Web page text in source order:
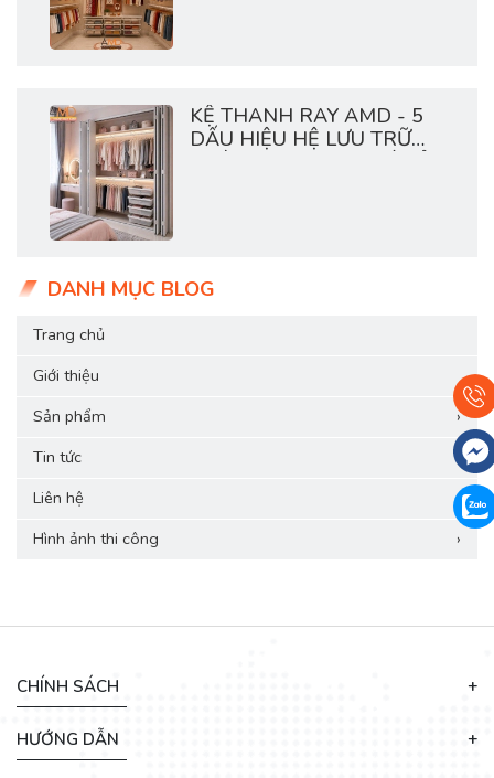
KỆ THANH RAY AMD - 5
DẤU HIỆU HỆ LƯU TRỮ
DANH MỤC BLOG
Trang chủ
Giới thiệu
Sản phẩm
›
Tin tức
Liên hệ
Hình ảnh thi công
›
CHÍNH SÁCH
HƯỚNG DẪN